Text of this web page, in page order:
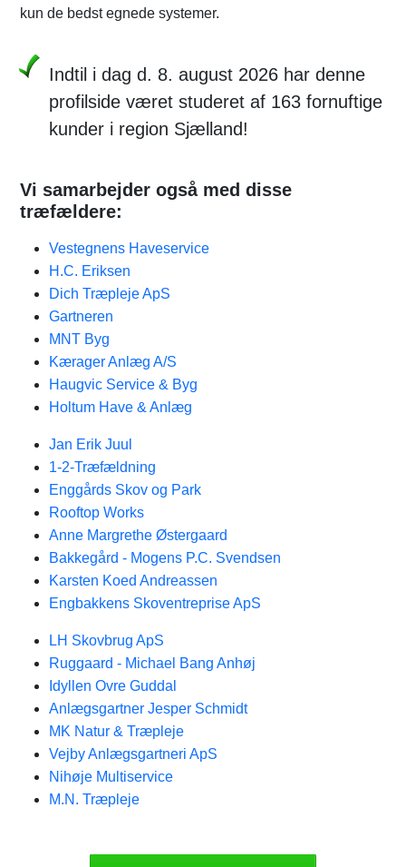
kun de bedst egnede systemer.
Indtil i dag d. 8. august 2026 har denne
profilside været studeret af 163 fornuftige
kunder i region Sjælland!
Vi samarbejder også med disse
træfældere:
Vestegnens Haveservice
H.C. Eriksen
Dich Træpleje ApS
Gartneren
MNT Byg
Kærager Anlæg A/S
Haugvic Service & Byg
Holtum Have & Anlæg
Jan Erik Juul
1-2-Træfældning
Enggårds Skov og Park
Rooftop Works
Anne Margrethe Østergaard
Bakkegård - Mogens P.C. Svendsen
Karsten Koed Andreassen
Engbakkens Skoventreprise ApS
LH Skovbrug ApS
Ruggaard - Michael Bang Anhøj
Idyllen Ovre Guddal
Anlægsgartner Jesper Schmidt
MK Natur & Træpleje
Vejby Anlægsgartneri ApS
Nihøje Multiservice
M.N. Træpleje